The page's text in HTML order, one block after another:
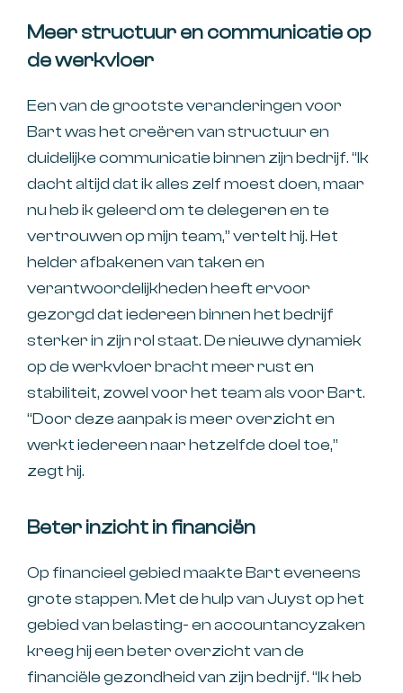
Meer structuur en communicatie op
de werkvloer
Een van de grootste veranderingen voor
Bart was het creëren van structuur en
duidelijke communicatie binnen zijn bedrijf. “Ik
dacht altijd dat ik alles zelf moest doen, maar
nu heb ik geleerd om te delegeren en te
vertrouwen op mijn team,’’ vertelt hij. Het
helder afbakenen van taken en
verantwoordelijkheden heeft ervoor
gezorgd dat iedereen binnen het bedrijf
sterker in zijn rol staat. De nieuwe dynamiek
op de werkvloer bracht meer rust en
stabiliteit, zowel voor het team als voor Bart.
“Door deze aanpak is meer overzicht en
werkt iedereen naar hetzelfde doel toe,”
zegt hij.
Beter inzicht in financiën
Op financieel gebied maakte Bart eveneens
grote stappen. Met de hulp van Juyst op het
gebied van belasting- en accountancyzaken
kreeg hij een beter overzicht van de
financiële gezondheid van zijn bedrijf. “Ik heb